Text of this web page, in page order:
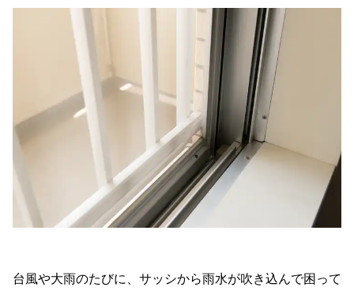
台風や大雨のたびに、サッシから雨水が吹き込んで困って